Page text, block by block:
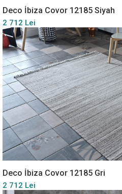
Deco İbiza Covor 12185 Siyah
2 712 Lei
Deco İbiza Covor 12185 Gri
2 712 Lei